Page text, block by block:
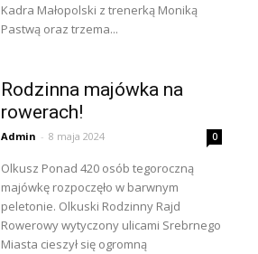
Kadra Małopolski z trenerką Moniką
Pastwą oraz trzema...
Rodzinna majówka na
rowerach!
Admin - 8 maja 2024 0
Olkusz Ponad 420 osób tegoroczną
majówkę rozpoczęło w barwnym
peletonie. Olkuski Rodzinny Rajd
Rowerowy wytyczony ulicami Srebrnego
Miasta cieszył się ogromną